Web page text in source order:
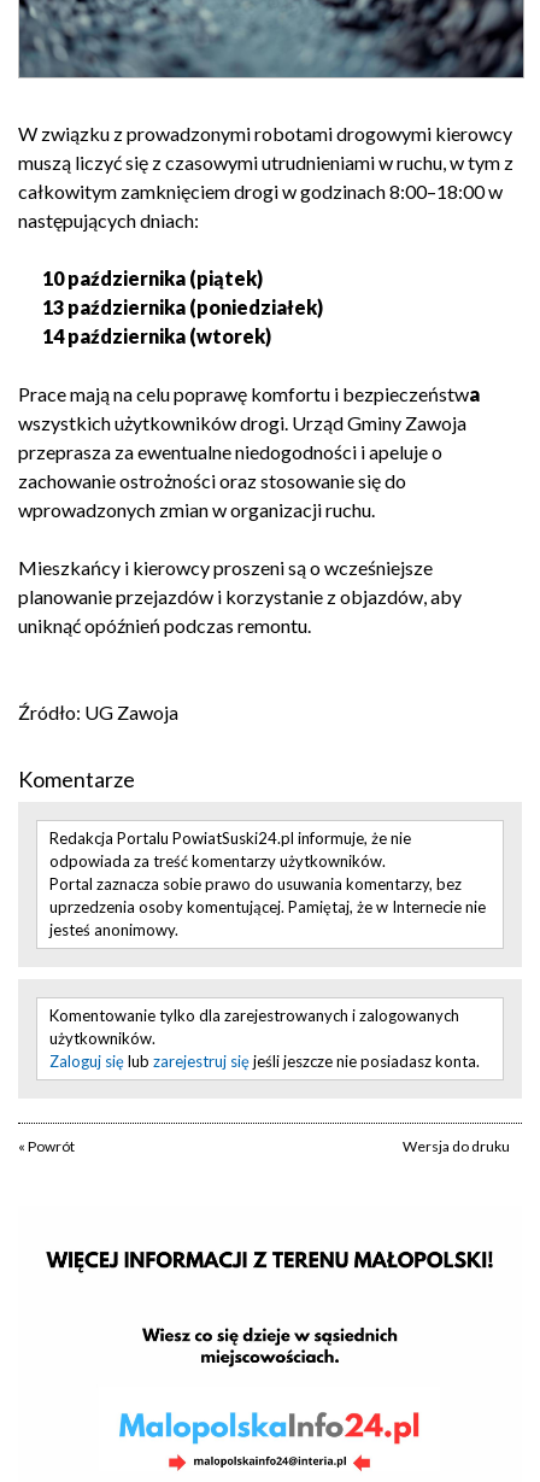
W związku z prowadzonymi robotami drogowymi kierowcy
muszą liczyć się z czasowymi utrudnieniami w ruchu, w tym z
całkowitym zamknięciem drogi w godzinach 8:00–18:00 w
następujących dniach:
10 października (piątek)
13 października (poniedziałek)
14 października (wtorek)
Prace mają na celu poprawę komfortu i bezpieczeństwa
wszystkich użytkowników drogi. Urząd Gminy Zawoja
przeprasza za ewentualne niedogodności i apeluje o
zachowanie ostrożności oraz stosowanie się do
wprowadzonych zmian w organizacji ruchu.
Mieszkańcy i kierowcy proszeni są o wcześniejsze
planowanie przejazdów i korzystanie z objazdów, aby
uniknąć opóźnień podczas remontu.
Źródło: UG Zawoja
Komentarze
Redakcja Portalu PowiatSuski24.pl informuje, że nie
odpowiada za treść komentarzy użytkowników.
Portal zaznacza sobie prawo do usuwania komentarzy, bez
uprzedzenia osoby komentującej. Pamiętaj, że w Internecie nie
jesteś anonimowy.
Komentowanie tylko dla zarejestrowanych i zalogowanych
użytkowników.
Zaloguj sięlub zarejestruj sięjeśli jeszcze nie posiadasz konta.
« Powrót Wersja do druku